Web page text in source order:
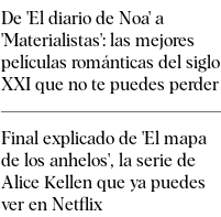
De 'El diario de Noa' a
'Materialistas': las mejores
películas románticas del siglo
XXI que no te puedes perder
Final explicado de 'El mapa
de los anhelos', la serie de
Alice Kellen que ya puedes
ver en Netflix